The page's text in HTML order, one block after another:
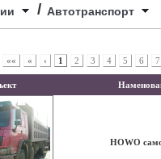
/ Автотранспорт
«« « ‹ 1 2 3 4 5 6 7
HOWO